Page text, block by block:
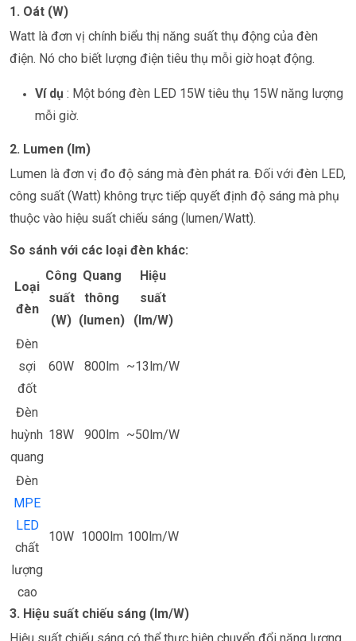
1. Oát (W)
Watt là đơn vị chính biểu thị năng suất thụ động của đèn
điện. Nó cho biết lượng điện tiêu thụ mỗi giờ hoạt động.
Ví dụ : Một bóng đèn LED 15W tiêu thụ 15W năng lượng
mỗi giờ.
2. Lumen (lm)
Lumen là đơn vị đo độ sáng mà đèn phát ra. Đối với đèn LED,
công suất (Watt) không trực tiếp quyết định độ sáng mà phụ
thuộc vào hiệu suất chiếu sáng (lumen/Watt).
So sánh với các loại đèn khác:
Loại
đèn
Công
suất
(W)
Quang
thông
(lumen)
Hiệu
suất
(lm/W)
Đèn
sợi
đốt
60W 800lm ~13lm/W
Đèn
huỳnh
quang
18W 900lm ~50lm/W
Đèn
MPE
LED
chất
lượng
cao
10W 1000lm 100lm/W
3. Hiệu suất chiếu sáng (lm/W)
Hiệu suất chiếu sáng có thể thực hiện chuyển đổi năng lượng